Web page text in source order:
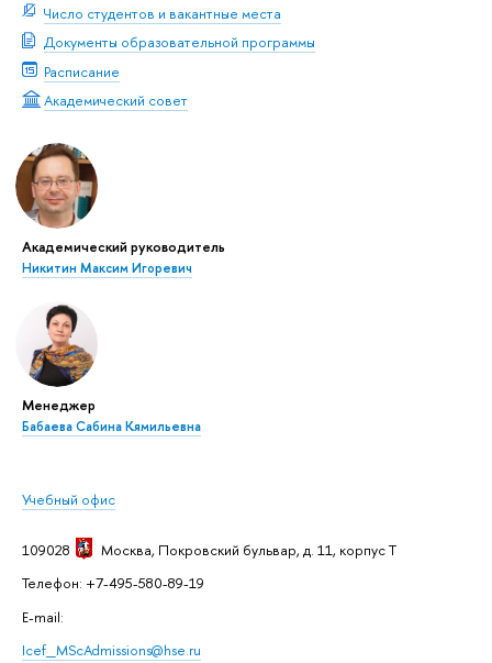
Число студентов и вакантные места
Документы образовательной программы
Расписание
Академический совет
Академический руководитель
Никитин Максим Игоревич
Менеджер
Бабаева Сабина Кямильевна
Учебный офис
109028 Москва, Покровский бульвар, д. 11, корпус T
Телефон: +7-495-580-89-19
E-mail:
Icef_MScAdmissions@hse.ru